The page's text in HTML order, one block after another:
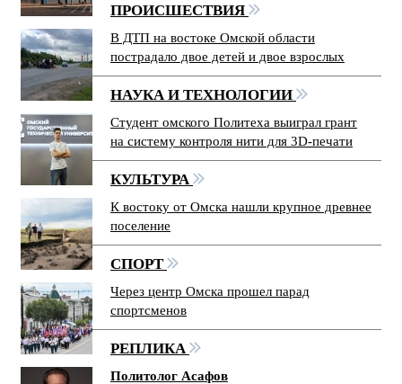
ПРОИСШЕСТВИЯ
В ДТП на востоке Омской области
пострадало двое детей и двое взрослых
НАУКА И ТЕХНОЛОГИИ
Студент омского Политеха выиграл грант
на систему контроля нити для 3D-печати
КУЛЬТУРА
К востоку от Омска нашли крупное древнее
поселение
СПОРТ
Через центр Омска прошел парад
спортсменов
РЕПЛИКА
Политолог Асафов